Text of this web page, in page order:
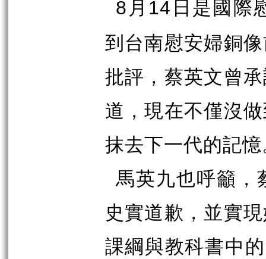
8 月 14 日是國際
到台南慰安婦銅
批評，蔡英文曾
道，現在不僅沒
抹去下一代的記
馬英九也呼籲，
史實道歉，並實
課綱與教科書中